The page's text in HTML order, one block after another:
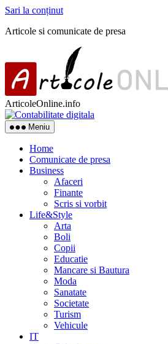
Sari la conținut
Articole si comunicate de presa
ArticoleOnline.info
Meniu
Home
Comunicate de presa
Business
Afaceri
Finante
Scris si vorbit
Life&Style
Arta
Boli
Copii
Educatie
Mancare si Bautura
Moda
Sanatate
Societate
Turism
Vehicule
IT